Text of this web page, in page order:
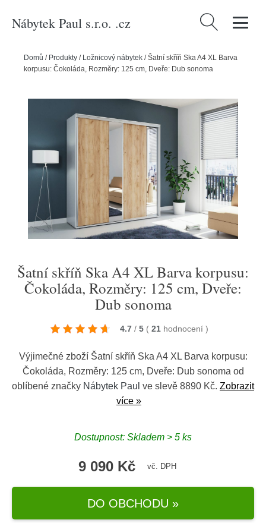
Nábytek Paul s.r.o. .cz Vyhledávání
Domů / Produkty / Ložnicový nábytek /Šatní skříň Ska A4 XL Barva
korpusu: Čokoláda, Rozměry: 125 cm, Dveře: Dub sonoma
Šatní skříň Ska A4 XL Barva korpusu:
Čokoláda, Rozměry: 125 cm, Dveře:
Dub sonoma
4.7 / 5 ( 21 hodnocení )
Výjimečné zboží Šatní skříň Ska A4 XL Barva korpusu:
Čokoláda, Rozměry: 125 cm, Dveře: Dub sonoma od
oblíbené značky Nábytek Paul ve slevě 8890 Kč. Zobrazit
více »
Dostupnost: Skladem > 5 ks
9 090 Kč vč. DPH
DO OBCHODU »